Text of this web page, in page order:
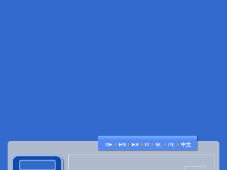
DE ♦ EN ♦ ES ♦ IT ♦ NL ♦ PL ♦ 中文